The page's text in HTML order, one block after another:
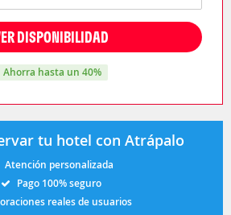
DISPONIBILIDAD
ahorra hasta un 40%
tu hotel con Atrápalo
Atención personalizada
Pago 100% seguro
reales de usuarios